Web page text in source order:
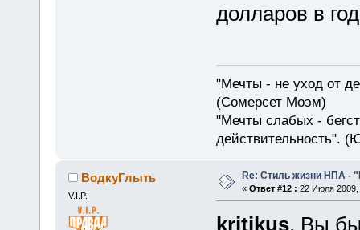
долларов в
"Мечты - не уход от
(Сомерсет Моэм)
"Мечты слабых -
действительность".
ВодкуГлыть
V.I.P.
Re: Стиль жизни НПА -
« Ответ #12 : 22 Июля 2009,
kritikus, Вы